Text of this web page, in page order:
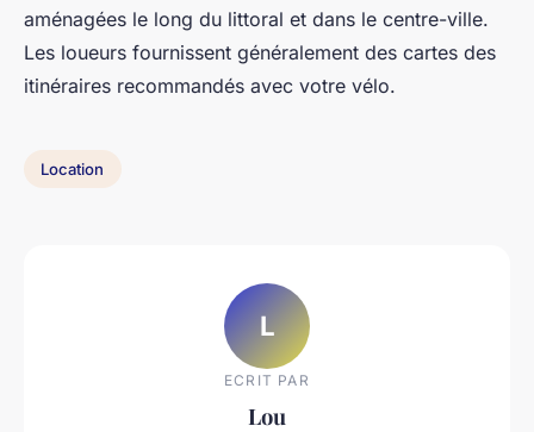
aménagées le long du littoral et dans le centre-ville.
Les loueurs fournissent généralement des cartes des
itinéraires recommandés avec votre vélo.
Location
L
ECRIT PAR
Lou